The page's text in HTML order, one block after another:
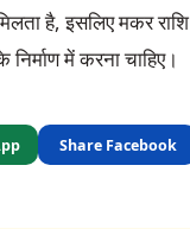
है, इसलिए मकर
निर्माण में करना चाहिए।
Share Facebook